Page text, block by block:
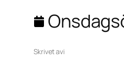
Skrivet avi